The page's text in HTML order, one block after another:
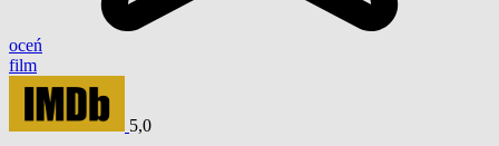
oceń
film
5,0